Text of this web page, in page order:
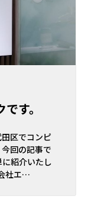
す。
区でコンピ
回の記事で
紹介いたし
社エ…